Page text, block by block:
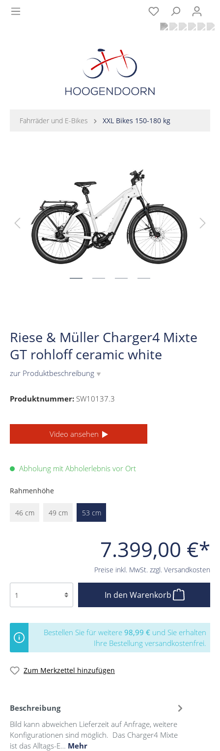
Fahrräder und E-Bikes XXL Bikes 150-180 kg
Riese & Müller Charger4 Mixte
GT rohloff ceramic white
zur Produktbeschreibung ▼
Produktnummer: SW10137.3
Video ansehen
7.399,00 €*
Preise inkl. MwSt. zzgl. Versandkosten
Abholung mit Abholerlebnis vor Ort
Rahmenhöhe
46 cm 49 cm 53 cm
In den Warenkorb
Bestellen Sie für weitere 98,99 € und Sie erhalten
Ihre Bestellung versandkostenfrei.
Zum Merkzettel hinzufügen
Beschreibung
Bild kann abweichen Lieferzeit auf Anfrage, weitere
Konfigurationen sind möglich. Das Charger4 Mixte
ist das Alltags-E… Mehr